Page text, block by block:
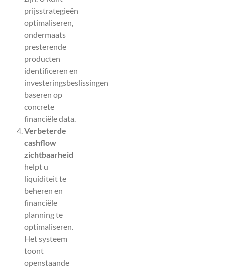
prijsstrategieën
optimaliseren,
ondermaats
presterende
producten
identificeren en
investeringsbeslissingen
baseren op
concrete
financiële data.
Verbeterde
cashflow
zichtbaarheid
helpt u
liquiditeit te
beheren en
financiële
planning te
optimaliseren.
Het systeem
toont
openstaande